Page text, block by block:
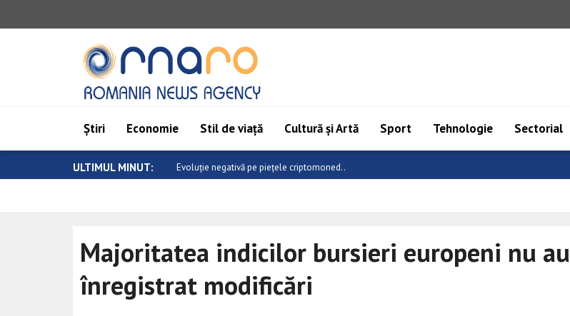
Știri Economie Stil de viață Cultură și Artă Sport Tehnologie Sectorial
ULTIMUL MINUT: Saar: Epoca de aur a relațiilor dintre C..
Majoritatea indicilor bursieri europeni nu au
înregistrat modificări